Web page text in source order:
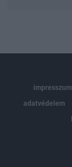
impresszum
adatvédelem